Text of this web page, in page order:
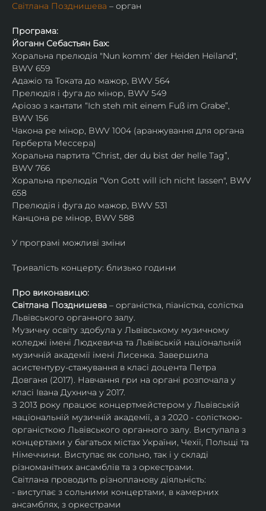
Світлана Позднишева – орган
Програма:
Йоганн Себастьян Бах:
Хоральна прелюдія "Nun komm’ der Heiden Heiland",
BWV 659
Адажіо та Токата до мажор, BWV 564
Прелюдія і фуга до мінор, BWV 549
Аріозо з кантати “Ich steh mit einem Fuß im Grabe”,
BWV 156
Чакона ре мінор, BWV 1004 (аранжування для органа
Герберта Мессера)
Хоральна партита “Christ, der du bist der helle Tag”,
BWV 766
Хоральна прелюдія "Von Gott will ich nicht lassen", BWV
658
Прелюдія і фуга до мажор, BWV 531
Канцона ре мінор, BWV 588
У програмі можливі зміни
Тривалість концерту: близько години
Про виконавицю:
Світлана Позднишева – органістка, піаністка, солістка
Львівського органного залу.
Музичну освіту здобула у Львівському музичному
коледжі імені Людкевича та Львівській національній
музичній академії імені Лисенка. Завершила
асистентуру-стажування в класі доцента Петра
Довганя (2017). Навчання гри на органі розпочала у
класі Івана Духнича у 2017.
З 2013 року працює концертмейстером у Львівській
національній музичній академії, а з 2020 - солісткою-
органісткою Львівського органного залу. Виступала з
концертами у багатьох містах України, Чехії, Польщі та
Німеччини. Виступає як сольно, так і у складі
різноманітних ансамблів та з оркестрами.​
Світлана проводить різнопланову діяльність:
- виступає з сольними концертами, в камерних
ансамблях, з оркестрами